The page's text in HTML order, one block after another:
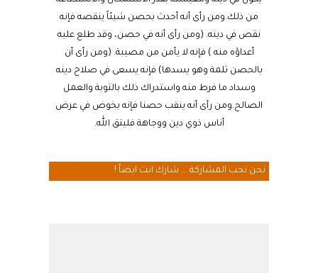
من ذلك.ومن رأى أنه أحدث بحصن شيئاً ينقصه فإنه
نقص في دينه. (ومن رأى أنه في حصن، وقد طلع عليه
أعداؤه منه ) فإنه لا يأمن من مصيبة. (ومن رأى أن
بالحصن ثلمة وهو يسدها) فإنه يسعى في صلاح دينه
وسداد ما فرط منه واستدراك ذلك بالتوبة والعمل
الصالح.ومن رأى أنه ينقب حصنا فإنه يخوض في عرض
أناس ذوي دين ووجاهة فليتق الله.
نحن نحب المشاركة ... شارك انت ايضاً !